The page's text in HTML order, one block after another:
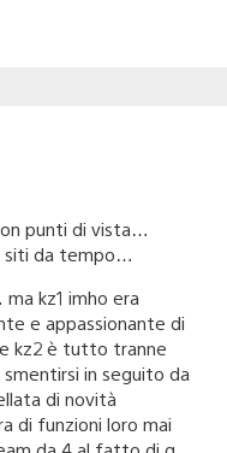
punti di vista…
siti da tempo…
kz1 imho era
e appassionante di
kz2 è tutto tranne
in seguito da
di novità
di funzioni loro mai